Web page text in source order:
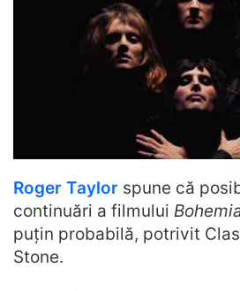
Roger Taylor spune că
continuări a filmului
puțin probabilă, potrivit
Stone.